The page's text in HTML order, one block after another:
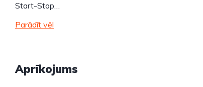
Start-Stop…
Parādīt vēl
Aprīkojums